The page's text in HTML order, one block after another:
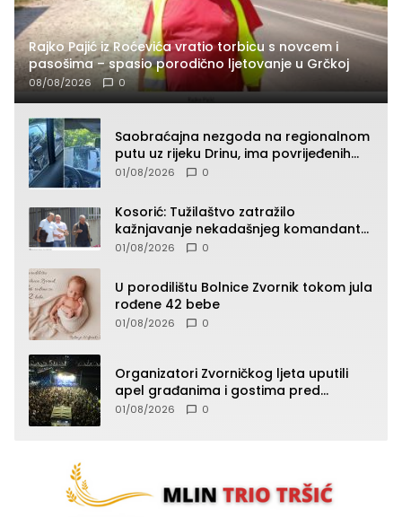
Rajko Pajić iz Roćevića vratio torbicu s novcem i
pasošima – spasio porodično ljetovanje u Grčkoj
08/08/2026 0
Saobraćajna nezgoda na regionalnom
putu uz rijeku Drinu, ima povrijeđenih
lica (FOTO)
01/08/2026 0
Kosorić: Tužilaštvo zatražilo
kažnjavanje nekadašnjeg komandanta
Vlaseničke brigade
01/08/2026 0
U porodilištu Bolnice Zvornik tokom jula
rođene 42 bebe
01/08/2026 0
Organizatori Zvorničkog ljeta uputili
apel građanima i gostima pred
početak koncertnog programa
01/08/2026 0